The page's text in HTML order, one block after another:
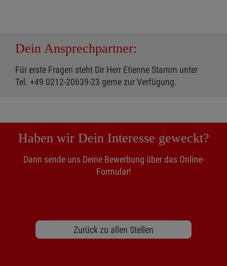
Dein Ansprechpartner:
Für erste Fragen steht Dir Herr Etienne Stamm unter
Tel. +49 0212-20639-23 gerne zur Verfügung.
Haben wir Dein Interesse geweckt?
Dann sende uns Deine Bewerbung über das Online-
Formular!
Zurück zu allen Stellen